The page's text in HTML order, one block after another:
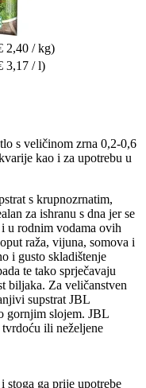
2,40 / kg)
3,17 / l)
s veličinom zrna 0,2-0,6
kao i za upotrebu u
s krupnozrnatim,
za ishranu s dna jer se
u rodnim vodama ovih
raža, vijuna, somova i
i gusto skladištenje
te tako sprječavaju
biljaka. Za veličanstven
supstrat JBL
gornjim slojem. JBL
ili neželjene
stoga ga prije upotrebe